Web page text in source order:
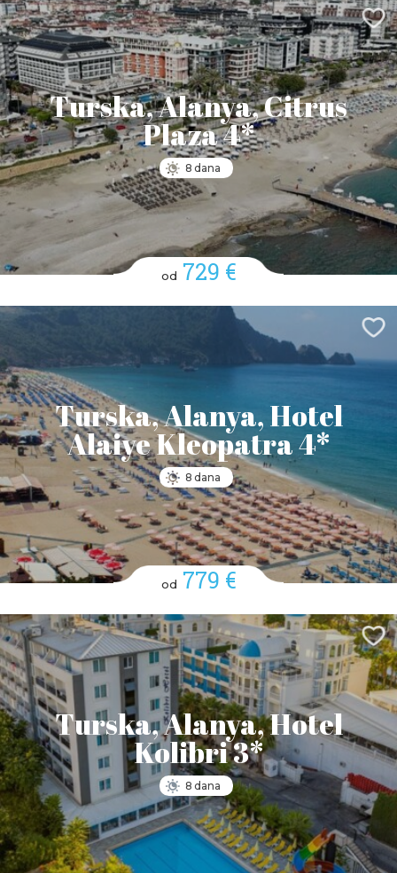
Turska, Alanya, Citrus
Plaza 4*
8 dana
od 729 €
Turska, Alanya, Hotel
Alaiye Kleopatra 4*
8 dana
od 779 €
Turska, Alanya, Hotel
Kolibri 3*
8 dana